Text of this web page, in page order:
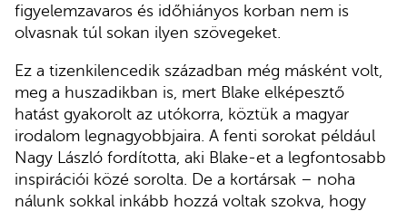
figyelemzavaros és időhiányos korban nem is
olvasnak túl sokan ilyen szövegeket.
Ez a tizenkilencedik században még másként volt,
meg a huszadikban is, mert Blake elképesztő
hatást gyakorolt az utókorra, köztük a magyar
irodalom legnagyobbjaira. A fenti sorokat például
Nagy László fordította, aki Blake-et a legfontosabb
inspirációi közé sorolta. De a kortársak – noha
nálunk sokkal inkább hozzá voltak szokva, hogy